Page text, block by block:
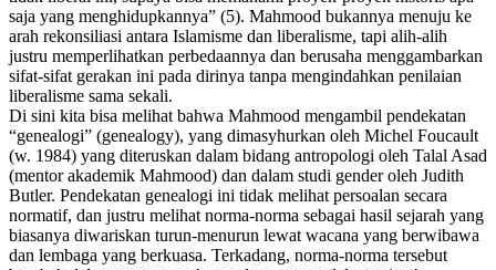
saja yang menghidupkannya” (5). Mahmood bukannya menuju ke
arah rekonsiliasi antara Islamisme dan liberalisme, tapi alih-alih
justru memperlihatkan perbedaannya dan berusaha menggambarkan
sifat-sifat gerakan ini pada dirinya tanpa mengindahkan penilaian
liberalisme sama sekali.
Di sini kita bisa melihat bahwa Mahmood mengambil pendekatan
“genealogi” (genealogy), yang dimasyhurkan oleh Michel Foucault
(w. 1984) yang diteruskan dalam bidang antropologi oleh Talal Asad
(mentor akademik Mahmood) dan dalam studi gender oleh Judith
Butler. Pendekatan genealogi ini tidak melihat persoalan secara
normatif, dan justru melihat norma-norma sebagai hasil sejarah yang
biasanya diwariskan turun-menurun lewat wacana yang berwibawa
dan lembaga yang berkuasa. Terkadang, norma-norma tersebut